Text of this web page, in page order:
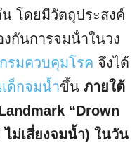
โดยมีวัตถุประสงค์
งกันการจมน้ําในวง
กรมควบคุมโรค จึงได้
ด็กจมน้ำขึ้น ภายใต้
“Drown
ม่เสี่ยงจมน้ำ) ในวัน